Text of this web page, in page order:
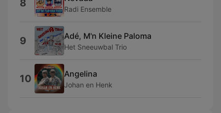
8 Radi Ensemble
9 Adé, M'n Kleine Paloma
Het Sneeuwbal Trio
10 Angelina
Johan en Henk